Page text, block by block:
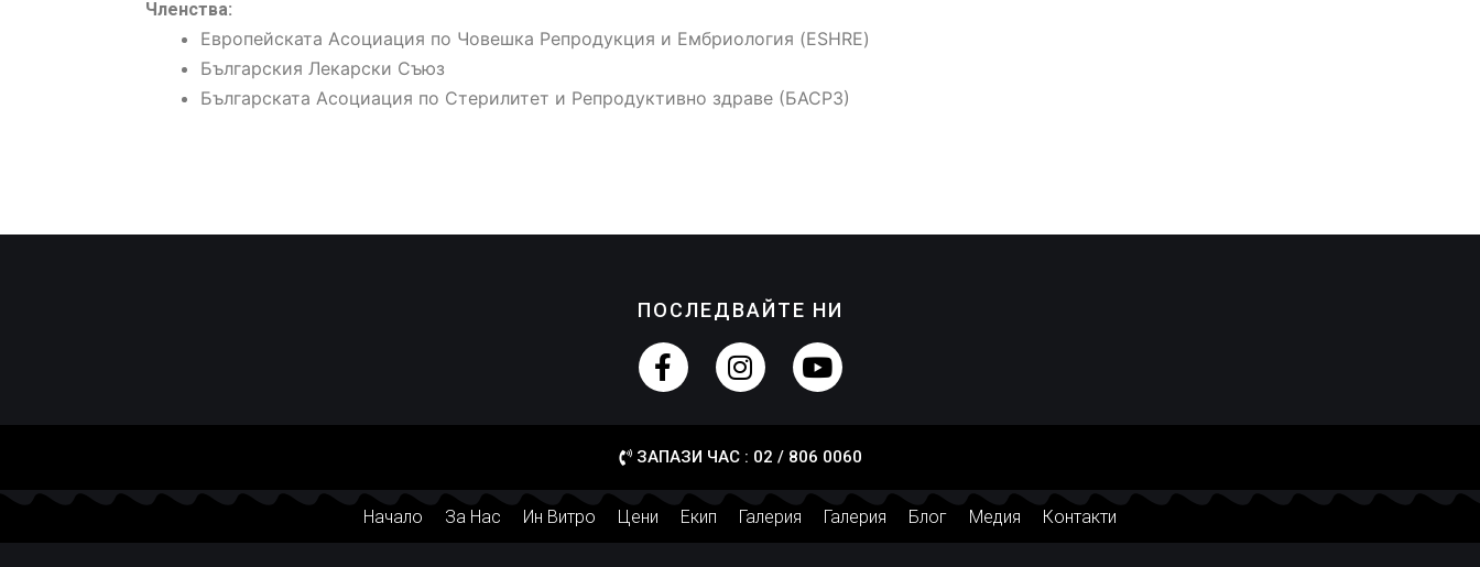
Членства:
Европейската Асоциация по Човешка Репродукция и Ембриология (ESHRE)
Българския Лекарски Съюз
Българската Асоциация по Стерилитет и Репродуктивно здраве (БАСРЗ)
ПОСЛЕДВАЙТЕ НИ
ЗАПАЗИ ЧАС : 02 / 806 0060
Начало За Нас Ин Витро Цени Екип Галерия Галерия Блог Медия Контакти